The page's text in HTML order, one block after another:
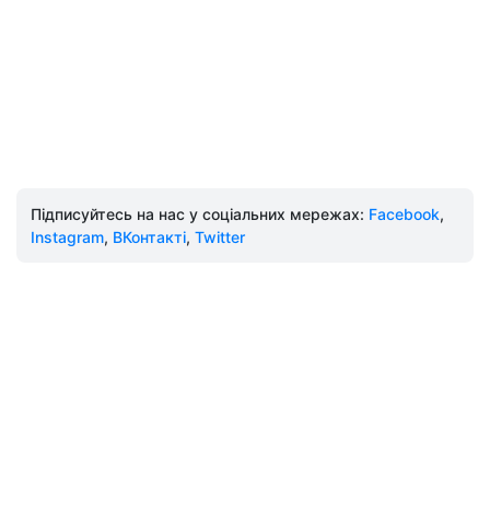
Підписуйтесь на нас у соціальних мережах: Facebook,
Instagram, ВКонтакті, Twitter